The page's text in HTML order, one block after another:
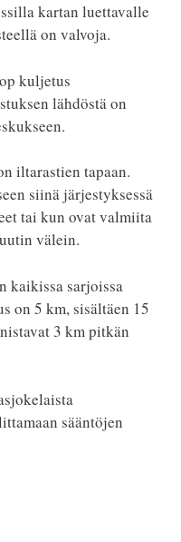
kartan luettavalle
on valvoja.
kuljetus
lähdöstä on
iltarastien tapaan.
siinä järjestyksessä
tai kun ovat valmiita
välein.
kaikissa sarjoissa
on 5 km, sisältäen 15
3 km pitkän
sääntöjen